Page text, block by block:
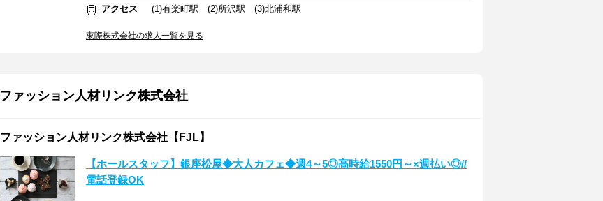
アクセス
(1)有楽町駅 (2)所沢駅 (3)北浦和駅
東際株式会社の求人一覧を見る
ファッション人材リンク株式会社
ファッション人材リンク株式会社【FJL】
【ホールスタッフ】銀座松屋◆大人カフェ◆週4～5◎高時給1550円～×週払い◎//
電話登録OK